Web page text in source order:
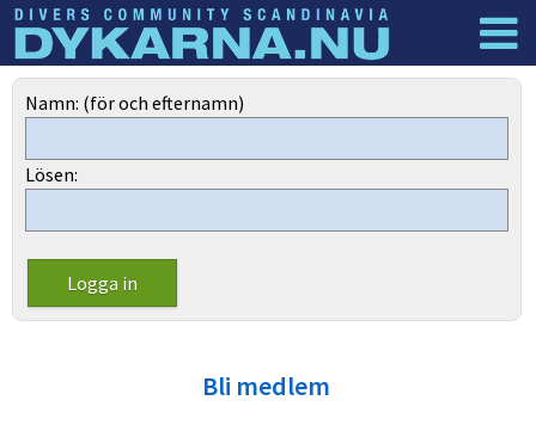
Dyknyheter
Namn: (för och efternamn)
Lösen:
Bli medlem